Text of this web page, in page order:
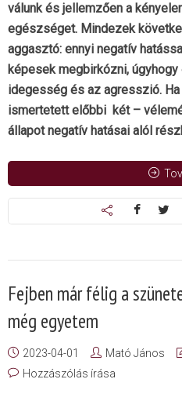
válunk és jellemzően a
egészséget. Mindezek
aggasztó: ennyi negatív
képesek megbirkózni,
idegesség és az agresszió.
ismertetett előbbi két –
állapot negatív hatásai alól
Fejben már félig a
még egyetem
2023-04-01 Mató János
Hozzászólás írása